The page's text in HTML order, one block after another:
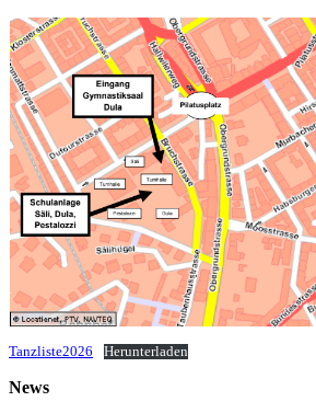
Tanzliste2026 Herunterladen
News